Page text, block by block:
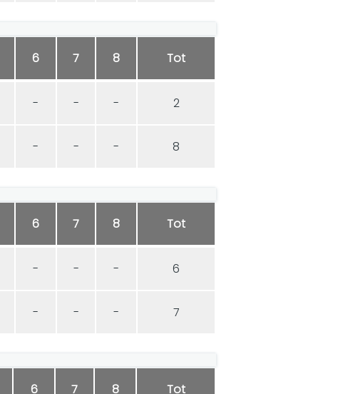
6 7 8 Tot
- - - 2
- - - 8
6 7 8 Tot
- - - 6
- - - 7
6 7 8 Tot